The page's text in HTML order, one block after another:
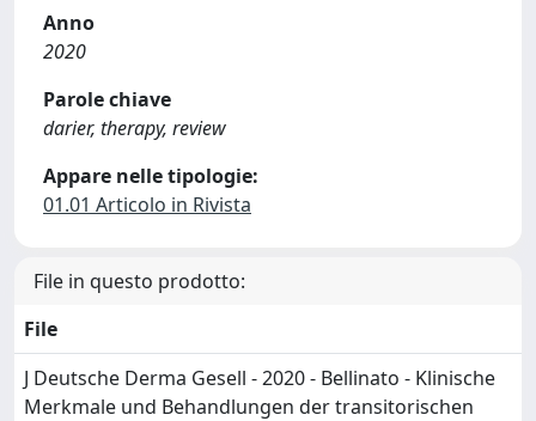
Anno
2020
Parole chiave
darier, therapy, review
Appare nelle tipologie:
01.01 Articolo in Rivista
File in questo prodotto:
File
J Deutsche Derma Gesell - 2020 - Bellinato - Klinische
Merkmale und Behandlungen der transitorischen